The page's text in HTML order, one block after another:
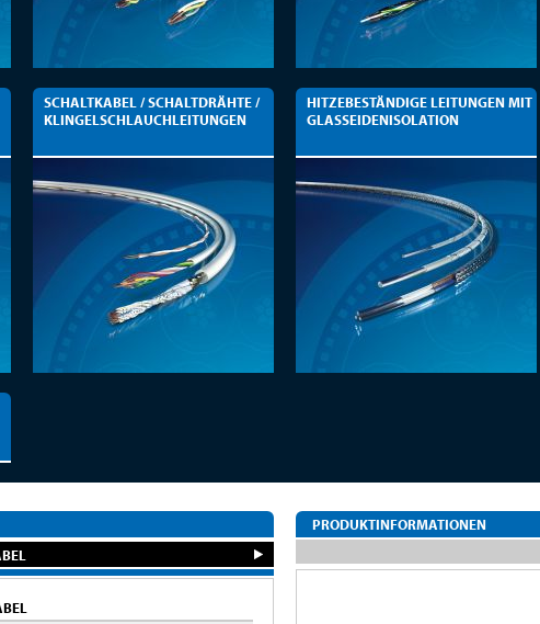
SCHALTKABEL / SCHALTDRÄHTE /
KLINGELSCHLAUCHLEITUNGEN
HITZEBESTÄNDIGE LEITUNGEN MIT
GLASSEIDENISOLATION
PRODUKTINFORMATIONEN